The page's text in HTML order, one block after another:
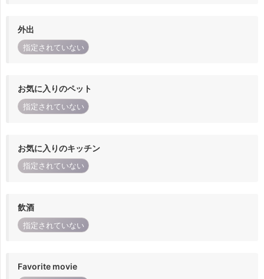
外出
指定されていない
お気に入りのペット
指定されていない
お気に入りのキッチン
指定されていない
飲酒
指定されていない
Favorite movie